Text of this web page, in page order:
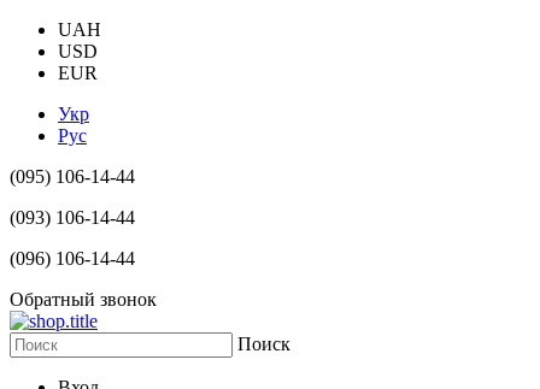
UAH
USD
EUR
Укр
Рус
(095) 106-14-44
(093) 106-14-44
(096) 106-14-44
Обратный звонок
Поиск